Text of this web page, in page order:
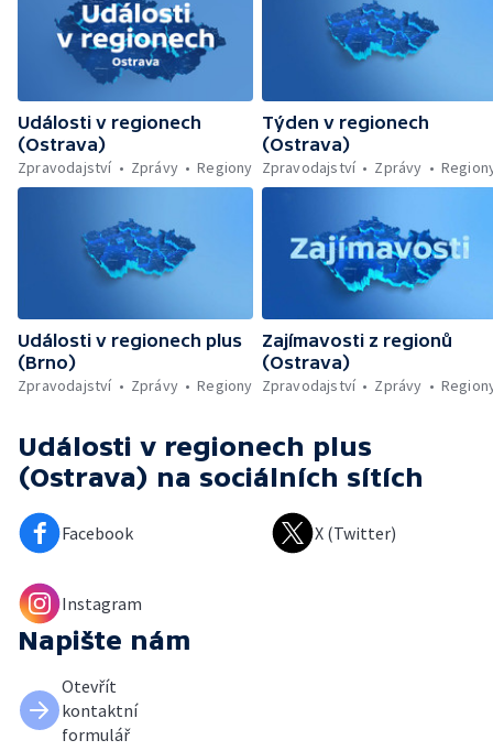
Události v regionech
(Ostrava)
Zpravodajství
Zprávy Regiony
Týden v regionech
(Ostrava)
Zpravodajství
Zprávy
Události v regionech plus
(Brno)
Zpravodajství
Zprávy Regiony
Zajímavosti z regionů
(Ostrava)
Zpravodajství
Zprávy
Události v regionech plus
(Ostrava) na sociálních sítích
Facebook X (Twitter)
Instagram
Napište nám
Otevřít
kontaktní
formulář